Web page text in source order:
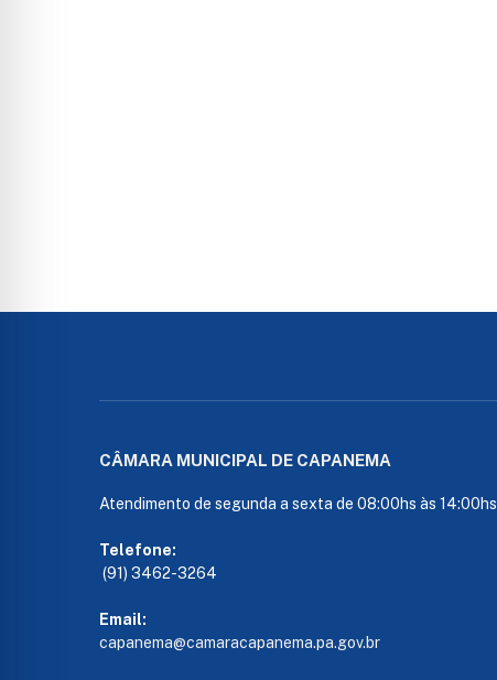
CÂMARA MUNICIPAL DE CAPANEMA
Atendimento de segunda a sexta de 08:00hs às 14:00hs
Telefone:
(91) 3462-3264
Email:
capanema@camaracapanema.pa.gov.br